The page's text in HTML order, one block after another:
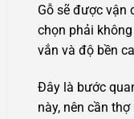
Gỗ sẽ được vận
chọn phải
vắn và độ bền
Đây là bước
này, nên cần